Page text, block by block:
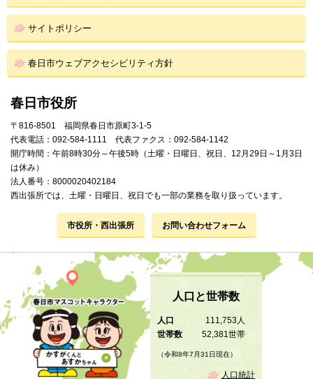
サイトポリシー
春日市ウェブアクセシビリティ方針
春日市役所
〒816-8501 福岡県春日市原町3-1-5
代表電話：092-584-1111 代表ファクス：092-584-1142
開庁時間：午前8時30分～午後5時（土曜・日曜日、祝日、12月29日～1月3日
は休み）
法人番号：8000020402184
西出張所では、土曜・日曜日、祝日でも一部の業務を取り扱っています。
市役所・西出張所 お問い合わせフォーム
人口と世帯数
人口
111,753人
世帯数
52,381世帯
（令和8年7月31日現在）
人口統計